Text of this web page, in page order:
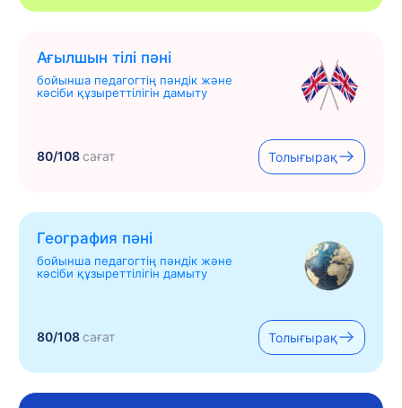
Ағылшын тілі пәні
бойынша педагогтің пәндік және
кәсіби құзыреттілігін дамыту
80/108сағат Толығырақ
География пәні
бойынша педагогтің пәндік және
кәсіби құзыреттілігін дамыту
80/108сағат Толығырақ